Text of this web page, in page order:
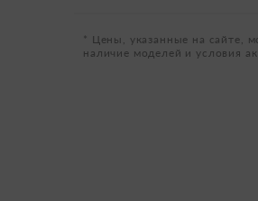
* Цены, указанные на сайте,
наличие моделей и условия